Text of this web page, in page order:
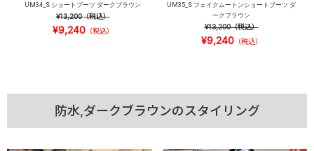
UM34_S ショートブーツ ダークブラウン
¥13,200（税込）
¥9,240（税込）
UM35_S フェイクムートンショートブーツ ダ
ークブラウン
¥13,200（税込）
¥9,240（税込）
防水,ダークブラウンのスタイリング